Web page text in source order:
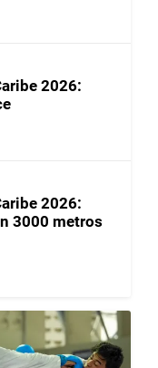
2026:
2026:
3000 metros